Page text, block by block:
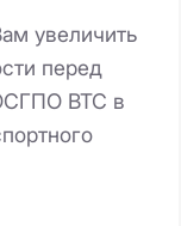
увеличить
перед
ВТС в